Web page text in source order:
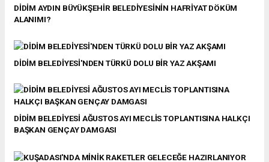
DİDİM AYDIN BÜYÜKŞEHİR BELEDİYESİNİN HAFRİYAT DÖKÜM
ALANIMI?
DİDİM BELEDİYESİ'NDEN TÜRKÜ DOLU BİR YAZ AKŞAMI
DİDİM BELEDİYESİ AĞUSTOS AYI MECLİS TOPLANTISINA HALKÇI
BAŞKAN GENÇAY DAMGASI